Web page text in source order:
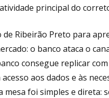
principal do
de Ribeirão Preto para
o banco ataca o
consegue replicar
aos dados e às
mesa foi simples e